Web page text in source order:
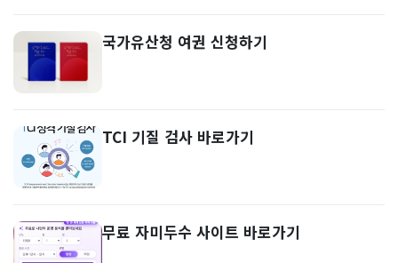
국가유산청 여권 신청하기
TCI 기질 검사 바로가기
무료 자미두수 사이트 바로가기